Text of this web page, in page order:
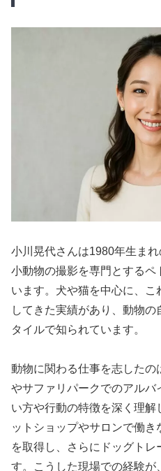
小川晃代さんは1980年生ま
小動物の撮影を専門とするペ
います。犬や猫を中心に、
してきた実績があり、動物
タイルで知られています。
動物に関わる仕事を志した
やサファリパークでのアルバ
い方や行動の特徴を深く理
ットショップやサロンで働
を取得し、さらにドッグトレ
す。こうした現場での経験